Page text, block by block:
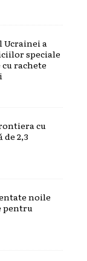
Ucrainei a
speciale
rachete
cu
2,3
noile
pentru